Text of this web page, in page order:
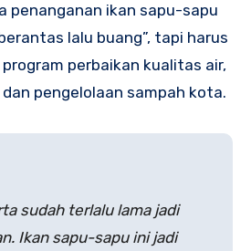
penanganan ikan sapu-sapu
lalu buang”, tapi harus
perbaikan kualitas air,
pengelolaan sampah kota.
sudah terlalu lama jadi
Ikan sapu-sapu ini jadi